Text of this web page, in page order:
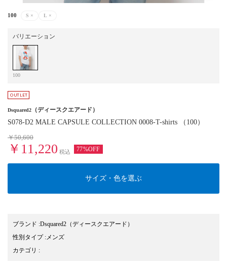
100 S × L ×
バリエーション
100
Dsquared2 （ディースクエアード）
S078-D2 MALE CAPSULE COLLECTION 0008-T-shirts （100）
￥50,600
￥11,220 税込 77%OFF
サイズ・色を選ぶ
ブランド :Dsquared2 （ディースクエアード）
性別タイプ: メンズ
カテゴリ :